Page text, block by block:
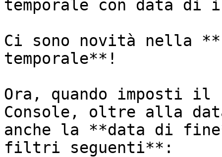
temporale con data
Ci sono novità nella
temporale**!
Ora, quando imposti
Console, oltre alla
anche la **data di
filtri seguenti**: